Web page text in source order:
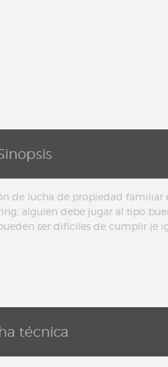
de lucha de propiedad familiar
alguien debe jugar al tipo
ser difíciles de cumplir (e
técnica